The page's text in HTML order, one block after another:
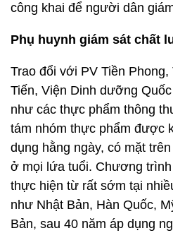
công khai để người dân
Phụ huynh giám sát chất
Trao đổi với PV Tiền
Tiến, Viện Dinh dưỡng
như các thực phẩm thông
tám nhóm thực phẩm được
dụng hằng ngày, có mặt
ở mọi lứa tuổi. Chương
thực hiện từ rất sớm tại
như Nhật Bản, Hàn Quốc,
Bản, sau 40 năm áp dụng